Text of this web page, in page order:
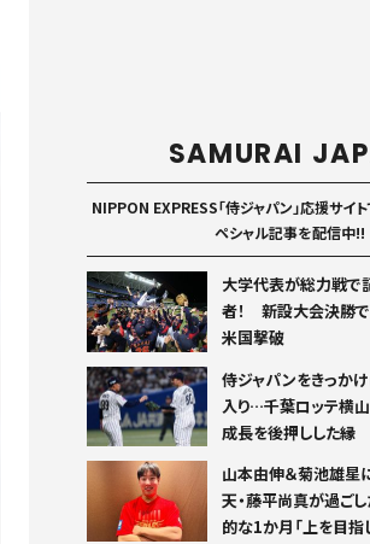
SAMURAI
NIPPON EXPRESS「侍ジャパン」応援サ
ペシャル記事を配信中!!
大学代表が総力戦で
者！ 新設大会決勝
米国撃破
侍ジャパンをきっか
入り…千葉ロッテ横
成長を後押しした縁
山本由伸＆菊池雄
天・藤平尚真が過ご
的な1か月「上を目指